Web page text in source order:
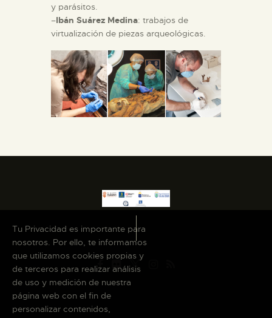
y parásitos.
–Ibán Suárez Medina: trabajos de
virtualización de piezas arqueológicas.
Tu Privacidad es importante para
nosotros. Por ello, te informamos
que utilizamos cookies propias y
de terceros para realizar análisis
de uso y medición de nuestra
página web con el fin de
personalizar contenidos,